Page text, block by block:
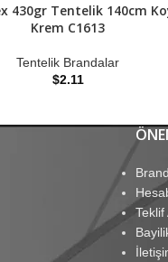
430gr Tentelik 140cm
Krem C1613
Tentelik Brandalar
$2.11
Teklif